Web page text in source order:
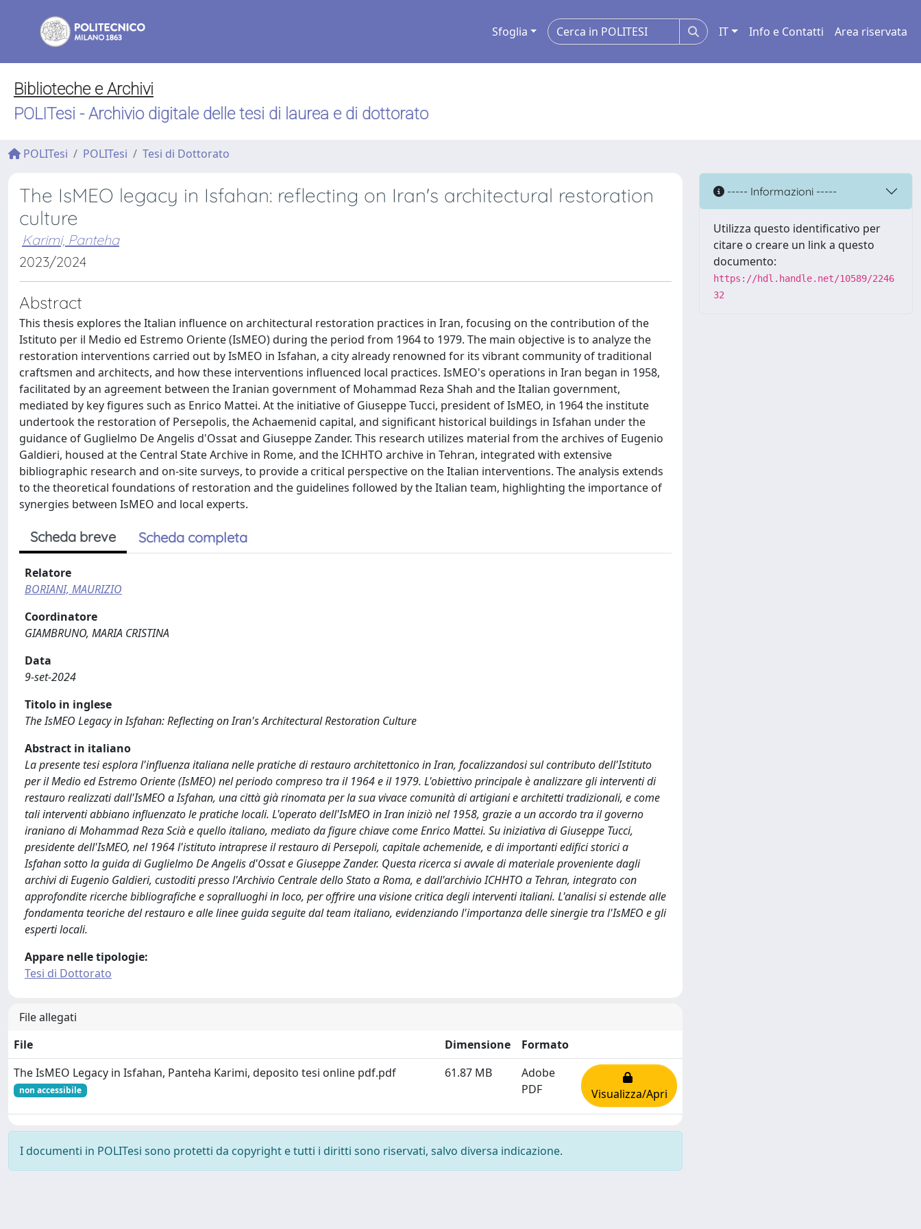
Sfoglia IT Info e Contatti Area riservata
Biblioteche e Archivi
POLITesi - Archivio digitale delle tesi di laurea e di dottorato
POLITesi POLITesi Tesi di Dottorato
The IsMEO legacy in Isfahan: reflecting on Iran's architectural restoration
culture
Karimi, Panteha
2023/2024
Abstract
This thesis explores the Italian influence on architectural restoration practices in Iran, focusing on the contribution of the
Istituto per il Medio ed Estremo Oriente (IsMEO) during the period from 1964 to 1979. The main objective is to analyze the
restoration interventions carried out by IsMEO in Isfahan, a city already renowned for its vibrant community of traditional
craftsmen and architects, and how these interventions influenced local practices. IsMEO's operations in Iran began in 1958,
facilitated by an agreement between the Iranian government of Mohammad Reza Shah and the Italian government,
mediated by key figures such as Enrico Mattei. At the initiative of Giuseppe Tucci, president of IsMEO, in 1964 the institute
undertook the restoration of Persepolis, the Achaemenid capital, and significant historical buildings in Isfahan under the
guidance of Guglielmo De Angelis d'Ossat and Giuseppe Zander. This research utilizes material from the archives of Eugenio
Galdieri, housed at the Central State Archive in Rome, and the ICHHTO archive in Tehran, integrated with extensive
bibliographic research and on-site surveys, to provide a critical perspective on the Italian interventions. The analysis extends
to the theoretical foundations of restoration and the guidelines followed by the Italian team, highlighting the importance of
synergies between IsMEO and local experts.
Scheda breve Scheda completa
Relatore
BORIANI, MAURIZIO
Coordinatore
GIAMBRUNO, MARIA CRISTINA
Data
9-set-2024
Titolo in inglese
The IsMEO Legacy in Isfahan: Reflecting on Iran's Architectural Restoration Culture
Abstract in italiano
La presente tesi esplora l'influenza italiana nelle pratiche di restauro architettonico in Iran, focalizzandosi sul contributo dell'Istituto
per il Medio ed Estremo Oriente (IsMEO) nel periodo compreso tra il 1964 e il 1979. L'obiettivo principale è analizzare gli interventi di
restauro realizzati dall'IsMEO a Isfahan, una città già rinomata per la sua vivace comunità di artigiani e architetti tradizionali, e come
tali interventi abbiano influenzato le pratiche locali. L'operato dell'IsMEO in Iran iniziò nel 1958, grazie a un accordo tra il governo
iraniano di Mohammad Reza Scià e quello italiano, mediato da figure chiave come Enrico Mattei. Su iniziativa di Giuseppe Tucci,
presidente dell'IsMEO, nel 1964 l'istituto intraprese il restauro di Persepoli, capitale achemenide, e di importanti edifici storici a
Isfahan sotto la guida di Guglielmo De Angelis d'Ossat e Giuseppe Zander. Questa ricerca si avvale di materiale proveniente dagli
archivi di Eugenio Galdieri, custoditi presso l'Archivio Centrale dello Stato a Roma, e dall'archivio ICHHTO a Tehran, integrato con
approfondite ricerche bibliografiche e sopralluoghi in loco, per offrire una visione critica degli interventi italiani. L'analisi si estende alle
fondamenta teoriche del restauro e alle linee guida seguite dal team italiano, evidenziando l'importanza delle sinergie tra l'IsMEO e gli
esperti locali.
Appare nelle tipologie:
Tesi di Dottorato
File allegati
File
Dimensione
Formato
The IsMEO Legacy in Isfahan, Panteha Karimi, deposito tesi online pdf.pdf
non accessibile
61.87 MB
Adobe
PDF
Visualizza/Apri
I documenti in POLITesi sono protetti da copyright e tutti i diritti sono riservati, salvo diversa indicazione.
----- Informazioni -----
Utilizza questo identificativo per
citare o creare un link a questo
documento:
https://hdl.handle.net/10589/2246
32